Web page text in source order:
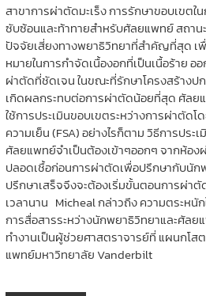
สาขาการผ่าตัดมะเร็ง การรักษาขอบเขตใ
ซับซ้อนและท้าทายสำหรับศัลยแพทย์ สถา
ปัจจัยเสี่ยงทางพยาธิวิทยาที่สำคัญที่สุด เพื่
หมายในการกำจัดเนื้องอกที่เป็นเนื้อร้าย อ
ผ่าตัดที่ชัดเจน ในขณะที่รักษาโครงสร้างปก
เกิดผลกระทบต่อการผ่าตัดน้อยที่สุด ศัลย
ใช้การประเมินขอบเขตระหว่างการผ่าตัดโ
ความเย็น (FSA) อย่างไรก็ตาม วิธีการประ
ศัลยแพทย์จำเป็นต้องเข้าๆออกๆ จากห้องผ่
ปลอดเชื้อก่อนการผ่าตัดเพื่อปรึกษากับนัก
ปรึกษาเสร็จจึงจะต้องเริ่มขั้นตอนการผ่าตั
เวลานาน Micheal กล่าวถึง ความตระหนั
การสื่อสารระหว่างนักพยาธิวิทยาและศัลย
ทำงานเป็นผู้ช่วยศาสตราจารย์ที่ แผนกโส
แพทย์มหาวิทยาลัย Vanderbilt